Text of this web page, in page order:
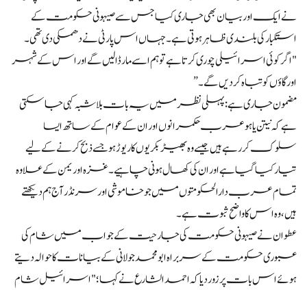
نے ایک اور بیان بھی جاری کیا جس سے صیہونی حکومت کے
استکبار کی بلندی ظاہر ہوتی ہے۔ جہاں اس پارٹی نے دھمکی دی تھی۔
"اگر کوئی اسرائیلی چوری کرتا ہے تو ہم اسے مار ڈالیں گے اور اس کے شہر
اور گاؤں کو تباہ کر دیں گے۔”
مضمون جاری ہے: پہلی نظر میں یہ بات بلا شبہ کہی جا سکتی
ہے کہ نیتن یاہو عرب حکمرانوں اور ان کے عوام کے ساتھ ایسا
سلوک کر رہے ہیں جیسے وہ بھیڑ بکریوں کا ریوڑ ہو جسے ذبح کرنے کے لیے
تیار کیا گیا ہے اور ان کی کھال ہونی چاہیے۔ غزہ اور یمن کے علاوہ
تمام عرب دارالحکومتوں میں جو خاموشی اور سرنڈر آج ہم دیکھتے
ہیں، وہ اس کا واضح ثبوت ہے۔
عطوان نے صیہونی حکومت کی جارحیت کے جواب میں شام کی
عبوری حکومت کے سربراہ ابو محمد جولانی کے بیانات کا حوالہ دیتے
ہوئے اس بات پر زور دیا کہ احمد الشارع نے کہا؛ "اسرائیل شام